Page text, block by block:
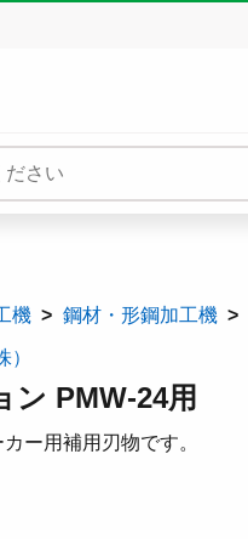
機 鋼材・形鋼加工機
）
ン PMW-24用
ー用補用刃物です。